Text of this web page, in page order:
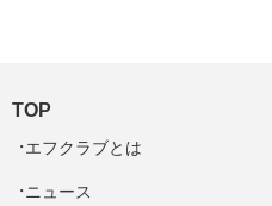
TOP
エフクラブとは
ニュース